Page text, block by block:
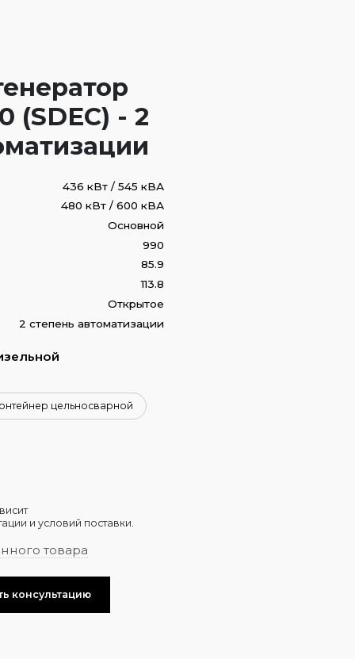
- 2
436 кВт / 545 кВА
480 кВт / 600 кВА
Основной
990
85.9
113.8
Открытое
2 степень автоматизации
цельносварной
и условий поставки.
товара
консультацию